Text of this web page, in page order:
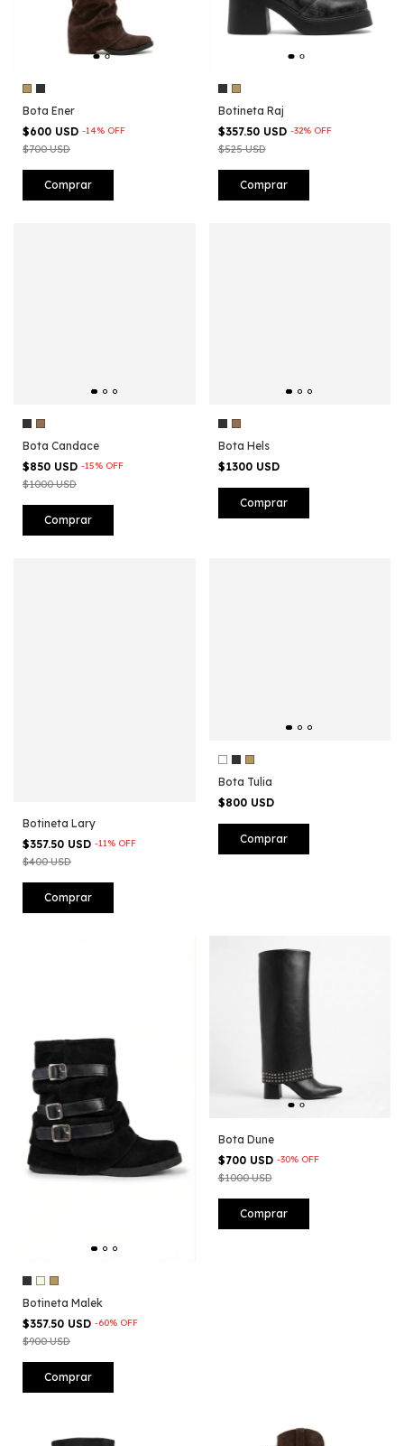
Bota Ener
$600 USD -14% OFF
$700 USD
Comprar
Botineta Raj
$357.50 USD -32% OFF
$525 USD
Comprar
Bota Candace
$850 USD -15% OFF
$1000 USD
Comprar
Bota Hels
$1300 USD
Comprar
Botineta Lary
$357.50 USD -11% OFF
$400 USD
Comprar
Bota Tulia
$800 USD
Comprar
Botineta Malek
$357.50 USD -60% OFF
$900 USD
Comprar
Bota Dune
$700 USD -30% OFF
$1000 USD
Comprar